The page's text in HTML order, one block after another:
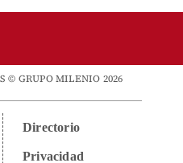
© GRUPO MILENIO 2026
Directorio
Privacidad